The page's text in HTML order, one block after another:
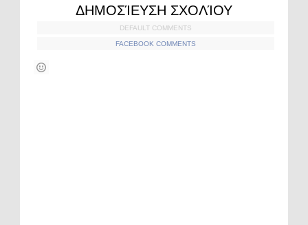
ΔΗΜΟΣΊΕΥΣΗ ΣΧΟΛΊΟΥ
DEFAULT COMMENTS
FACEBOOK COMMENTS